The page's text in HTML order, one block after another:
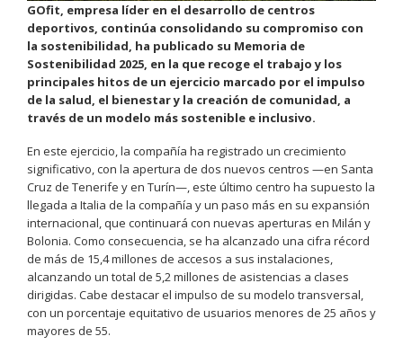
GOfit, empresa líder en el desarrollo de centros
deportivos, continúa consolidando su compromiso con
la sostenibilidad, ha publicado su Memoria de
Sostenibilidad 2025, en la que recoge el trabajo y los
principales hitos de un ejercicio marcado por el impulso
de la salud, el bienestar y la creación de comunidad, a
través de un modelo más sostenible e inclusivo.
En este ejercicio, la compañía ha registrado un crecimiento
significativo, con la apertura de dos nuevos centros —en Santa
Cruz de Tenerife y en Turín—, este último centro ha supuesto la
llegada a Italia de la compañía y un paso más en su expansión
internacional, que continuará con nuevas aperturas en Milán y
Bolonia. Como consecuencia, se ha alcanzado una cifra récord
de más de 15,4 millones de accesos a sus instalaciones,
alcanzando un total de 5,2 millones de asistencias a clases
dirigidas. Cabe destacar el impulso de su modelo transversal,
con un porcentaje equitativo de usuarios menores de 25 años y
mayores de 55.